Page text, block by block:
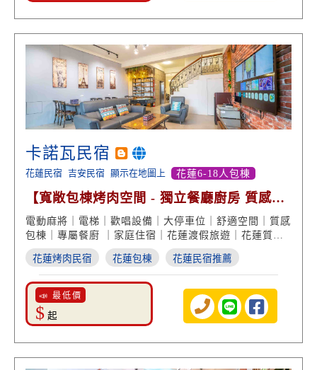
卡諾瓦民宿
花蓮民宿 吉安民宿 顯示在地圖上 花蓮6-18人包棟
【寬敞包棟烤肉空間 - 獨立餐廳廚房 質感享
受】
電動麻將｜電梯｜歡唱設備｜大停車位｜舒適空間｜質感
包棟｜專屬餐廚 ｜家庭住宿｜花蓮渡假旅遊｜花蓮質感
民宿
花蓮烤肉民宿 花蓮包棟 花蓮民宿推薦
📣 最低價
$ 起